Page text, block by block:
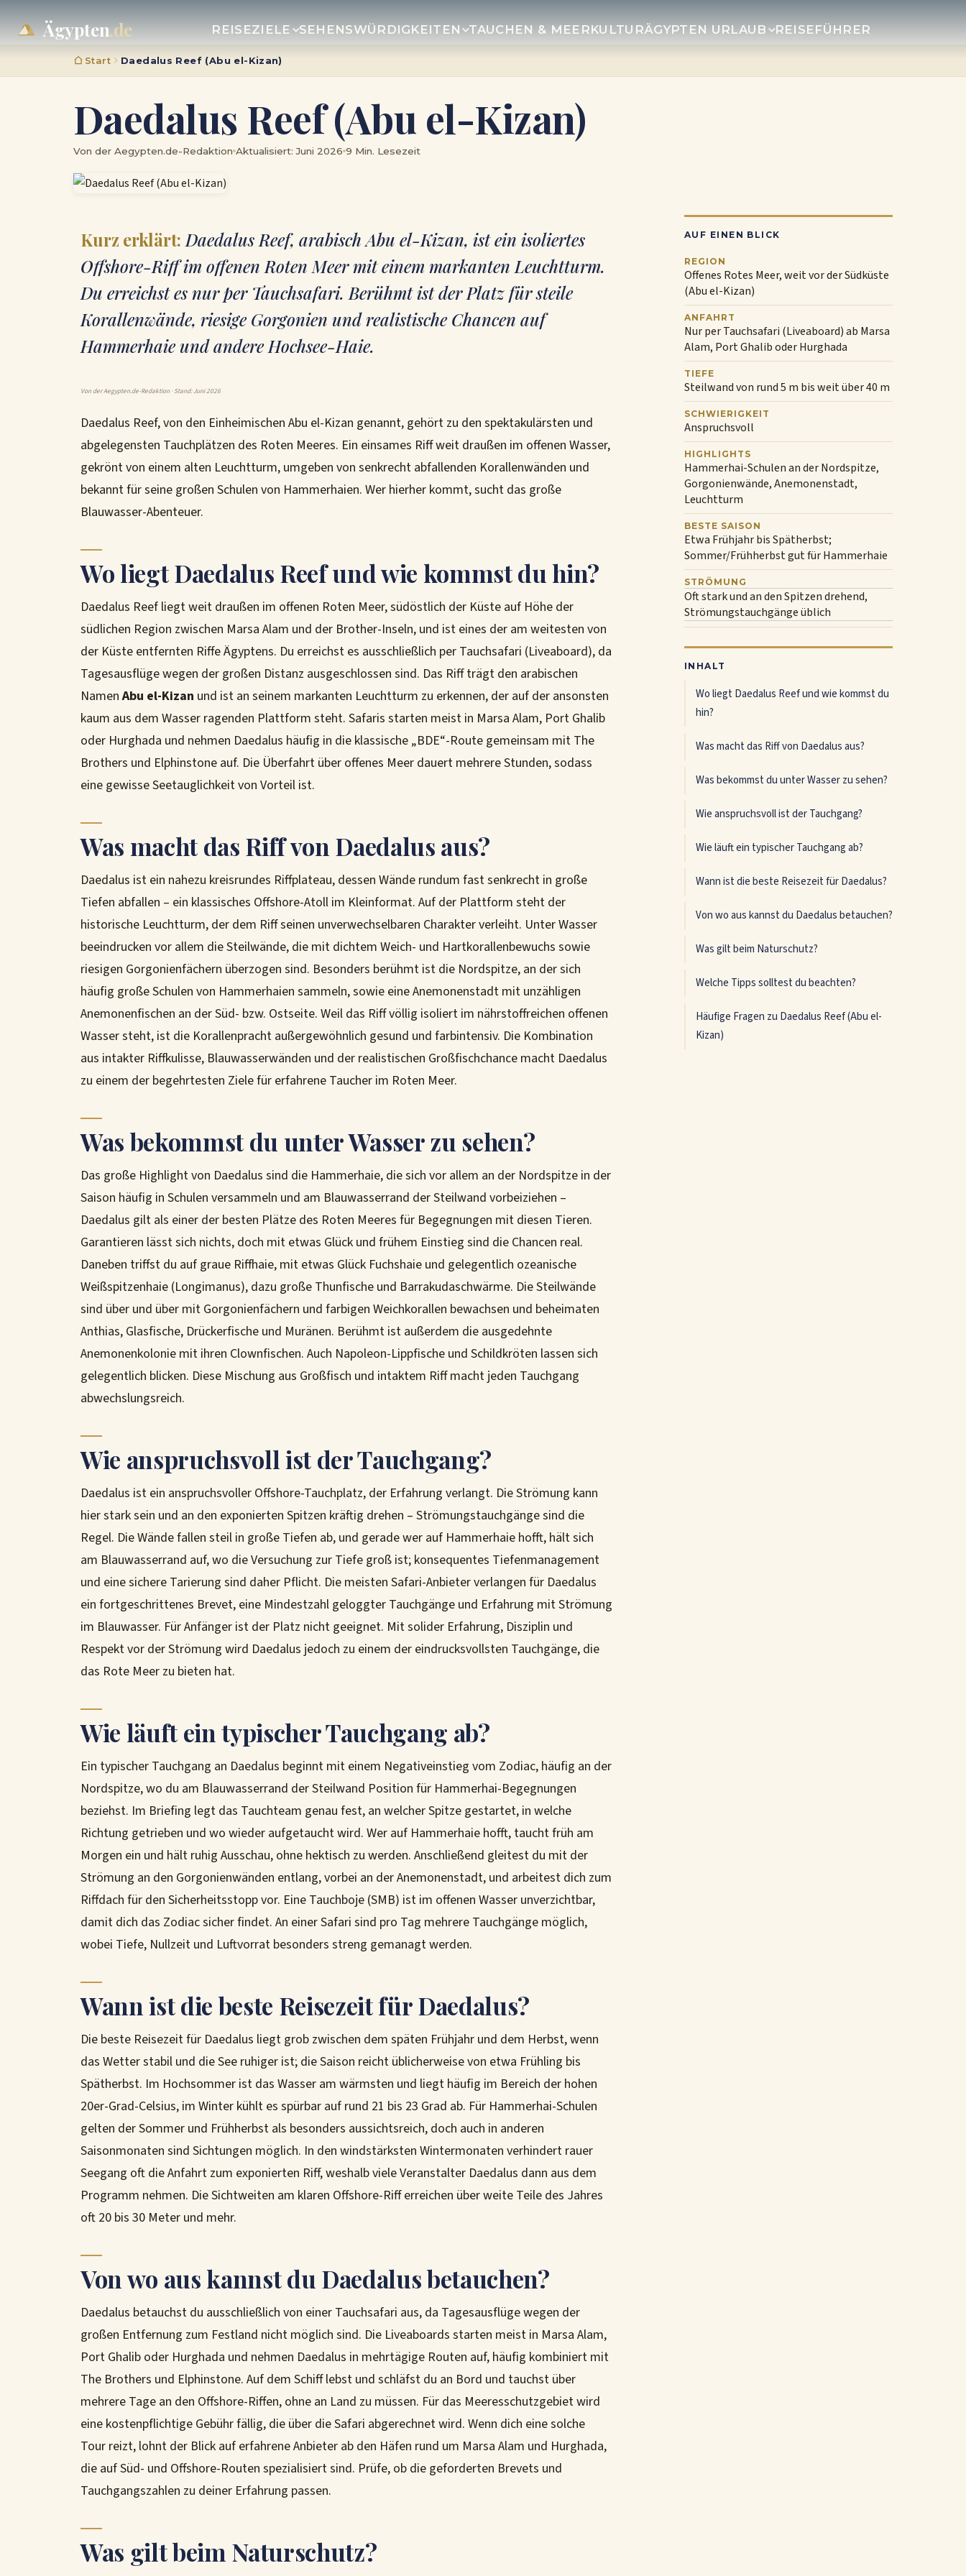
Ägypten.de REISEZIELE SEHENSWÜRDIGKEITEN TAUCHEN & MEERKULTURÄGYPTEN URLAUB REISEFÜHRER
Start Daedalus Reef (Abu el-Kizan)
Daedalus Reef (Abu el-Kizan)
Von der Aegypten.de-Redaktion Aktualisiert: Juni 2026 9 Min. Lesezeit
Kurz erklärt: Daedalus Reef, arabisch Abu el-Kizan, ist ein isoliertes
Offshore-Riff im offenen Roten Meer mit einem markanten Leuchtturm.
Du erreichst es nur per Tauchsafari. Berühmt ist der Platz für steile
Korallenwände, riesige Gorgonien und realistische Chancen auf
Hammerhaie und andere Hochsee-Haie.
Von der Aegypten.de-Redaktion · Stand: Juni 2026
Daedalus Reef, von den Einheimischen Abu el-Kizan genannt, gehört zu den spektakulärsten und
abgelegensten Tauchplätzen des Roten Meeres. Ein einsames Riff weit draußen im offenen Wasser,
gekrönt von einem alten Leuchtturm, umgeben von senkrecht abfallenden Korallenwänden und
bekannt für seine großen Schulen von Hammerhaien. Wer hierher kommt, sucht das große
Blauwasser-Abenteuer.
Wo liegt Daedalus Reef und wie kommst du hin?
Daedalus Reef liegt weit draußen im offenen Roten Meer, südöstlich der Küste auf Höhe der
südlichen Region zwischen Marsa Alam und der Brother-Inseln, und ist eines der am weitesten von
der Küste entfernten Riffe Ägyptens. Du erreichst es ausschließlich per Tauchsafari (Liveaboard), da
Tagesausflüge wegen der großen Distanz ausgeschlossen sind. Das Riff trägt den arabischen
NamenAbu el-Kizan und ist an seinem markanten Leuchtturm zu erkennen, der auf der ansonsten
kaum aus dem Wasser ragenden Plattform steht. Safaris starten meist in Marsa Alam, Port Ghalib
oder Hurghada und nehmen Daedalus häufig in die klassische „BDE“-Route gemeinsam mit The
Brothers und Elphinstone auf. Die Überfahrt über offenes Meer dauert mehrere Stunden, sodass
eine gewisse Seetauglichkeit von Vorteil ist.
Was macht das Riff von Daedalus aus?
Daedalus ist ein nahezu kreisrundes Riffplateau, dessen Wände rundum fast senkrecht in große
Tiefen abfallen – ein klassisches Offshore-Atoll im Kleinformat. Auf der Plattform steht der
historische Leuchtturm, der dem Riff seinen unverwechselbaren Charakter verleiht. Unter Wasser
beeindrucken vor allem die Steilwände, die mit dichtem Weich- und Hartkorallenbewuchs sowie
riesigen Gorgonienfächern überzogen sind. Besonders berühmt ist die Nordspitze, an der sich
häufig große Schulen von Hammerhaien sammeln, sowie eine Anemonenstadt mit unzähligen
Anemonenfischen an der Süd- bzw. Ostseite. Weil das Riff völlig isoliert im nährstoffreichen offenen
Wasser steht, ist die Korallenpracht außergewöhnlich gesund und farbintensiv. Die Kombination
aus intakter Riffkulisse, Blauwasserwänden und der realistischen Großfischchance macht Daedalus
zu einem der begehrtesten Ziele für erfahrene Taucher im Roten Meer.
Was bekommst du unter Wasser zu sehen?
Das große Highlight von Daedalus sind die Hammerhaie, die sich vor allem an der Nordspitze in der
Saison häufig in Schulen versammeln und am Blauwasserrand der Steilwand vorbeiziehen –
Daedalus gilt als einer der besten Plätze des Roten Meeres für Begegnungen mit diesen Tieren.
Garantieren lässt sich nichts, doch mit etwas Glück und frühem Einstieg sind die Chancen real.
Daneben triffst du auf graue Riffhaie, mit etwas Glück Fuchshaie und gelegentlich ozeanische
Weißspitzenhaie (Longimanus), dazu große Thunfische und Barrakudaschwärme. Die Steilwände
sind über und über mit Gorgonienfächern und farbigen Weichkorallen bewachsen und beheimaten
Anthias, Glasfische, Drückerfische und Muränen. Berühmt ist außerdem die ausgedehnte
Anemonenkolonie mit ihren Clownfischen. Auch Napoleon-Lippfische und Schildkröten lassen sich
gelegentlich blicken. Diese Mischung aus Großfisch und intaktem Riff macht jeden Tauchgang
abwechslungsreich.
Wie anspruchsvoll ist der Tauchgang?
Daedalus ist ein anspruchsvoller Offshore-Tauchplatz, der Erfahrung verlangt. Die Strömung kann
hier stark sein und an den exponierten Spitzen kräftig drehen – Strömungstauchgänge sind die
Regel. Die Wände fallen steil in große Tiefen ab, und gerade wer auf Hammerhaie hofft, hält sich
am Blauwasserrand auf, wo die Versuchung zur Tiefe groß ist; konsequentes Tiefenmanagement
und eine sichere Tarierung sind daher Pflicht. Die meisten Safari-Anbieter verlangen für Daedalus
ein fortgeschrittenes Brevet, eine Mindestzahl geloggter Tauchgänge und Erfahrung mit Strömung
im Blauwasser. Für Anfänger ist der Platz nicht geeignet. Mit solider Erfahrung, Disziplin und
Respekt vor der Strömung wird Daedalus jedoch zu einem der eindrucksvollsten Tauchgänge, die
das Rote Meer zu bieten hat.
Wie läuft ein typischer Tauchgang ab?
Ein typischer Tauchgang an Daedalus beginnt mit einem Negativeinstieg vom Zodiac, häufig an der
Nordspitze, wo du am Blauwasserrand der Steilwand Position für Hammerhai-Begegnungen
beziehst. Im Briefing legt das Tauchteam genau fest, an welcher Spitze gestartet, in welche
Richtung getrieben und wo wieder aufgetaucht wird. Wer auf Hammerhaie hofft, taucht früh am
Morgen ein und hält ruhig Ausschau, ohne hektisch zu werden. Anschließend gleitest du mit der
Strömung an den Gorgonienwänden entlang, vorbei an der Anemonenstadt, und arbeitest dich zum
Riffdach für den Sicherheitsstopp vor. Eine Tauchboje (SMB) ist im offenen Wasser unverzichtbar,
damit dich das Zodiac sicher findet. An einer Safari sind pro Tag mehrere Tauchgänge möglich,
wobei Tiefe, Nullzeit und Luftvorrat besonders streng gemanagt werden.
Wann ist die beste Reisezeit für Daedalus?
Die beste Reisezeit für Daedalus liegt grob zwischen dem späten Frühjahr und dem Herbst, wenn
das Wetter stabil und die See ruhiger ist; die Saison reicht üblicherweise von etwa Frühling bis
Spätherbst. Im Hochsommer ist das Wasser am wärmsten und liegt häufig im Bereich der hohen
20er-Grad-Celsius, im Winter kühlt es spürbar auf rund 21 bis 23 Grad ab. Für Hammerhai-Schulen
gelten der Sommer und Frühherbst als besonders aussichtsreich, doch auch in anderen
Saisonmonaten sind Sichtungen möglich. In den windstärksten Wintermonaten verhindert rauer
Seegang oft die Anfahrt zum exponierten Riff, weshalb viele Veranstalter Daedalus dann aus dem
Programm nehmen. Die Sichtweiten am klaren Offshore-Riff erreichen über weite Teile des Jahres
oft 20 bis 30 Meter und mehr.
Von wo aus kannst du Daedalus betauchen?
Daedalus betauchst du ausschließlich von einer Tauchsafari aus, da Tagesausflüge wegen der
großen Entfernung zum Festland nicht möglich sind. Die Liveaboards starten meist in Marsa Alam,
Port Ghalib oder Hurghada und nehmen Daedalus in mehrtägige Routen auf, häufig kombiniert mit
The Brothers und Elphinstone. Auf dem Schiff lebst und schläfst du an Bord und tauchst über
mehrere Tage an den Offshore-Riffen, ohne an Land zu müssen. Für das Meeresschutzgebiet wird
eine kostenpflichtige Gebühr fällig, die über die Safari abgerechnet wird. Wenn dich eine solche
Tour reizt, lohnt der Blick auf erfahrene Anbieter ab den Häfen rund um Marsa Alam und Hurghada,
die auf Süd- und Offshore-Routen spezialisiert sind. Prüfe, ob die geforderten Brevets und
Tauchgangszahlen zu deiner Erfahrung passen.
Was gilt beim Naturschutz?
AUF EINEN BLICK
REGION
Offenes Rotes Meer, weit vor der Südküste
(Abu el-Kizan)
ANFAHRT
Nur per Tauchsafari (Liveaboard) ab Marsa
Alam, Port Ghalib oder Hurghada
TIEFE
Steilwand von rund 5 m bis weit über 40 m
SCHWIERIGKEIT
Anspruchsvoll
HIGHLIGHTS
Hammerhai-Schulen an der Nordspitze,
Gorgonienwände, Anemonenstadt,
Leuchtturm
BESTE SAISON
Etwa Frühjahr bis Spätherbst;
Sommer/Frühherbst gut für Hammerhaie
STRÖMUNG
Oft stark und an den Spitzen drehend,
Strömungstauchgänge üblich
INHALT
Wo liegt Daedalus Reef und wie kommst du
hin?
Was macht das Riff von Daedalus aus?
Was bekommst du unter Wasser zu sehen?
Wie anspruchsvoll ist der Tauchgang?
Wie läuft ein typischer Tauchgang ab?
Wann ist die beste Reisezeit für Daedalus?
Von wo aus kannst du Daedalus betauchen?
Was gilt beim Naturschutz?
Welche Tipps solltest du beachten?
Häufige Fragen zu Daedalus Reef (Abu el-
Kizan)